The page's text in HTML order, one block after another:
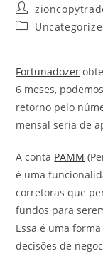
Autor
do
post:
Categoria
Fortunadozer
6 meses,
retorno pelo
mensal seria de
A conta PAMM
é uma
corretoras que
fundos para
Essa é uma
decisões de